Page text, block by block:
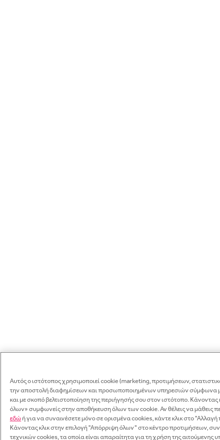
WhatsApp
Αντιγραφή
Κρατήστε πατημένο για αντιγραφή
Email
Σύνδεση
Διεύθυνση e-mail
Κωδικός πρόσβασης
Ξεχάσατε τον κωδικό σας;
Έχασες τον κωδικό σου; Πληκτρολόγησε το όνομα χρήστη ή τη
Θα λάβεις μεσω mail ένα link για να δημιουργήσεις ένα νέο.
Κάνε εγγραφή
Διεύθυνση e-mail
Αυτός ο ιστότοπος χρησιμοποιεί cookie (marketing, προτιμήσεων,
την αποστολή διαφημίσεων και προσωποποιημένων υπηρεσιών σύμφωνα
και με σκοπό βελτιστοποίηση της περιήγησής σου στον ιστότοπο.
όλων» συμφωνείς στην αποθήκευση όλων των cookie. Αν θέλεις να μάθεις
εδώή για να συναινέσετε μόνο σε ορισμένα cookies, κάντε κλικ στο
Κάνοντας κλικ στην επιλογή "Απόρριψη όλων" στο κέντρο προτιμήσεων,
τεχνικών cookies, τα οποία είναι απαραίτητα για τη χρήση της αιτούμενης